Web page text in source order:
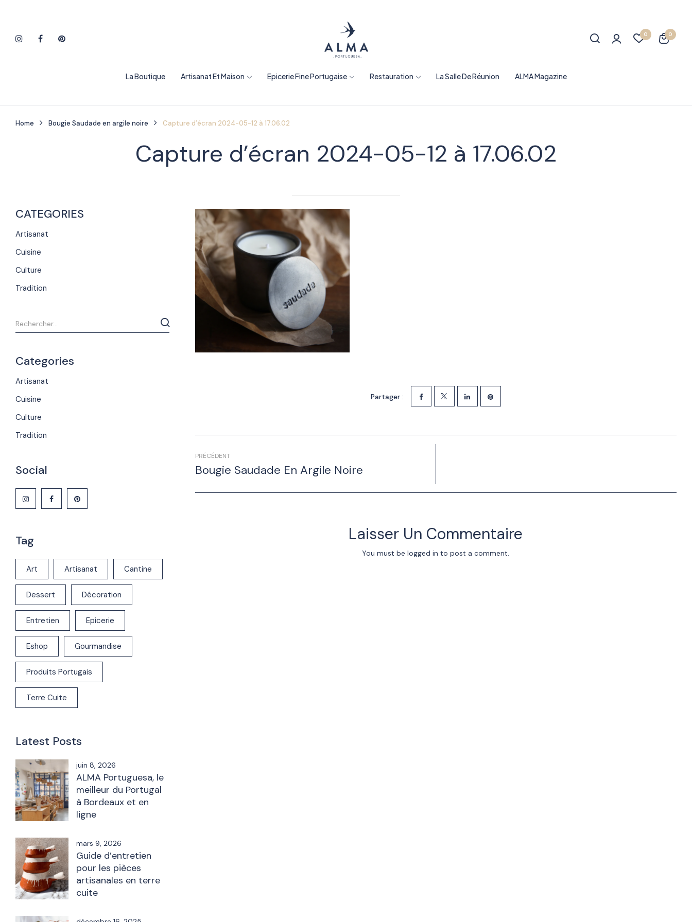
0 0
La Boutique Artisanat Et Maison Epicerie Fine Portugaise Restauration La Salle De Réunion ALMA Magazine
Home Bougie Saudade en argile noire Capture d’écran 2024-05-12 à 17.06.02
Capture d’écran 2024-05-12 à 17.06.02
CATEGORIES
Artisanat
Cuisine
Culture
Tradition
Categories
Artisanat
Cuisine
Culture
Tradition
Social
Tag
Art Artisanat Cantine
Dessert Décoration
Entretien Epicerie
Eshop Gourmandise
Produits Portugais
Terre Cuite
Latest Posts
juin 8, 2026
ALMA Portuguesa, le
meilleur du Portugal
à Bordeaux et en
ligne
mars 9, 2026
Guide d’entretien
pour les pièces
artisanales en terre
cuite
Partager :
PRÉCÉDENT
Bougie Saudade En Argile Noire
Laisser Un Commentaire
You must belogged in to post a comment.